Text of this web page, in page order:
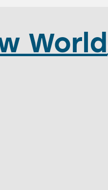
World